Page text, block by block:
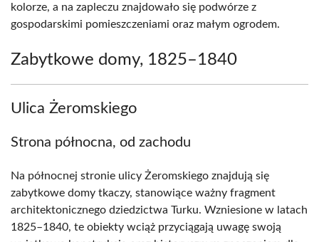
kolorze, a na zapleczu znajdowało się podwórze z
gospodarskimi pomieszczeniami oraz małym ogrodem.
Zabytkowe domy, 1825–1840
Ulica Żeromskiego
Strona północna, od zachodu
Na północnej stronie ulicy Żeromskiego znajdują się
zabytkowe domy tkaczy, stanowiące ważny fragment
architektonicznego dziedzictwa Turku. Wzniesione w latach
1825–1840, te obiekty wciąż przyciągają uwagę swoją